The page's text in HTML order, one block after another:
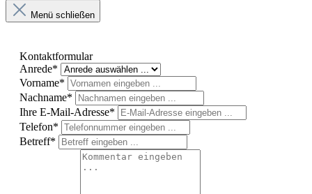
Menü schließen
Kontaktformular
Anrede*
Vorname*
Nachname*
Ihre E-Mail-Adresse*
Telefon*
Betreff*